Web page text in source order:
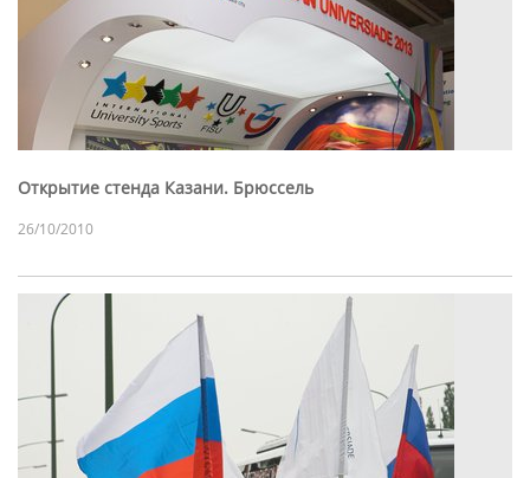
Открытие стенда Казани. Брюссель
26/10/2010